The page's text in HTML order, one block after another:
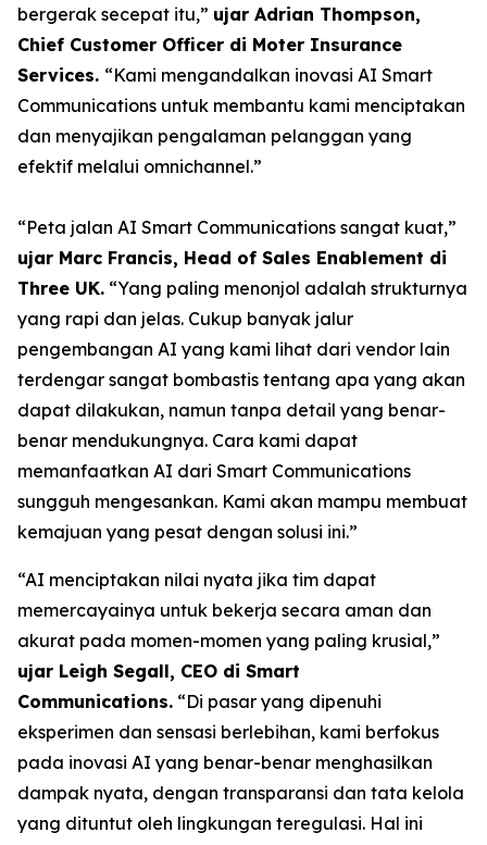
bergerak secepat itu,” ujar Adrian Thompson,
Chief Customer Officer di Moter Insurance
Services. “Kami mengandalkan inovasi AI Smart
Communications untuk membantu kami menciptakan
dan menyajikan pengalaman pelanggan yang
efektif melalui omnichannel.”
“Peta jalan AI Smart Communications sangat kuat,”
ujar Marc Francis, Head of Sales Enablement di
Three UK. “Yang paling menonjol adalah strukturnya
yang rapi dan jelas. Cukup banyak jalur
pengembangan AI yang kami lihat dari vendor lain
terdengar sangat bombastis tentang apa yang akan
dapat dilakukan, namun tanpa detail yang benar-
benar mendukungnya. Cara kami dapat
memanfaatkan AI dari Smart Communications
sungguh mengesankan. Kami akan mampu membuat
kemajuan yang pesat dengan solusi ini.”
“AI menciptakan nilai nyata jika tim dapat
memercayainya untuk bekerja secara aman dan
akurat pada momen-momen yang paling krusial,”
ujar Leigh Segall, CEO di Smart
Communications. “Di pasar yang dipenuhi
eksperimen dan sensasi berlebihan, kami berfokus
pada inovasi AI yang benar-benar menghasilkan
dampak nyata, dengan transparansi dan tata kelola
yang dituntut oleh lingkungan teregulasi. Hal ini